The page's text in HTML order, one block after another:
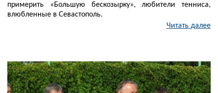
примерить «Большую бескозырку», любители тенниса,
влюбленные в Севастополь.
Читать далее